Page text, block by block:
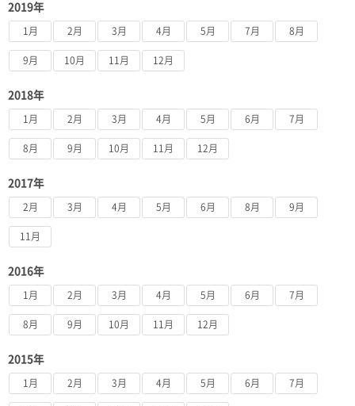
2019年
1月 2月 3月 4月 5月 7月 8月
9月 10月 11月 12月
2018年
1月 2月 3月 4月 5月 6月 7月
8月 9月 10月 11月 12月
2017年
2月 3月 4月 5月 6月 8月 9月
11月
2016年
1月 2月 3月 4月 5月 6月 7月
8月 9月 10月 11月 12月
2015年
1月 2月 3月 4月 5月 6月 7月